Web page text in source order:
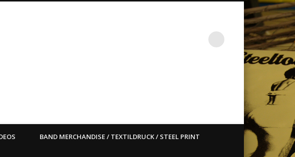
– East ain`t dead so straight
BAND MERCHANDISE / TEXTILDRUCK / STEEL PRINT